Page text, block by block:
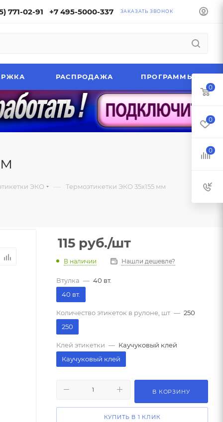
771-02-91 +7 495-5000-337 ЗАКАЗАТЬ ЗВОНОК
РАСПРОДАЖА ПРОГРАММЫ
ЭКО — Термоэтикетки ЭКО 35х155 мм
115 руб./шт
В наличии Нашли дешевле?
Втулка — 40 вт.
40 вт.
Количество этикеток в рулоне, шт — 250
250
Клей этикетки — Каучуковый клей
Каучуковый клей
В КОРЗИНУ
КУПИТЬ В 1 КЛИК
0
0
0